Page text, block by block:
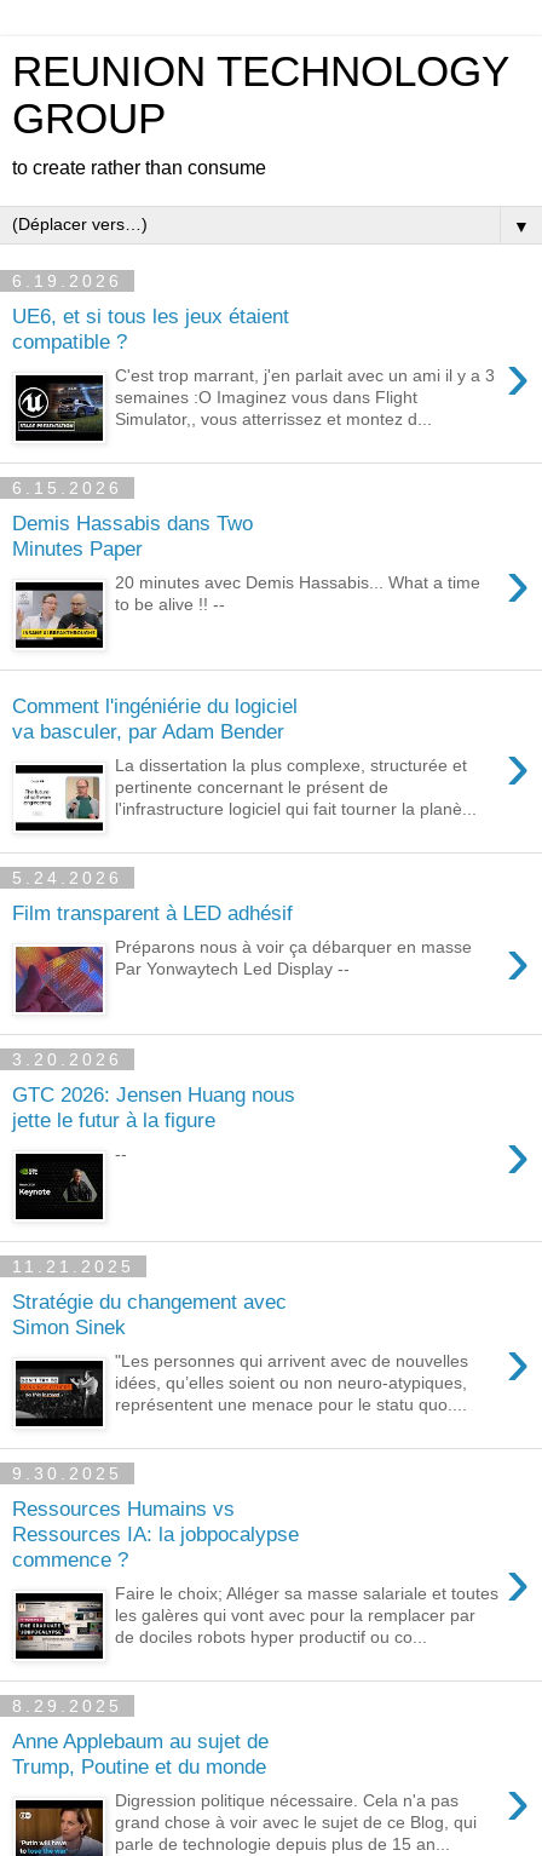
REUNION TECHNOLOGY
GROUP
to create rather than consume
▼
6.19.2026
UE6, et si tous les jeux étaient
compatible ?
›
C'est trop marrant, j'en parlait avec un ami il y a 3
semaines :O Imaginez vous dans Flight
Simulator,, vous atterrissez et montez d...
6.15.2026
Demis Hassabis dans Two
Minutes Paper
›
20 minutes avec Demis Hassabis... What a time
to be alive !! --
Comment l'ingéniérie du logiciel
va basculer, par Adam Bender
›
La dissertation la plus complexe, structurée et
pertinente concernant le présent de
l'infrastructure logiciel qui fait tourner la planè...
5.24.2026
Film transparent à LED adhésif
›
Préparons nous à voir ça débarquer en masse
Par Yonwaytech Led Display --
3.20.2026
GTC 2026: Jensen Huang nous
jette le futur à la figure
›
--
11.21.2025
Stratégie du changement avec
Simon Sinek
›
"Les personnes qui arrivent avec de nouvelles
idées, qu’elles soient ou non neuro-atypiques,
représentent une menace pour le statu quo....
9.30.2025
Ressources Humains vs
Ressources IA: la jobpocalypse
commence ?
›
Faire le choix; Alléger sa masse salariale et toutes
les galères qui vont avec pour la remplacer par
de dociles robots hyper productif ou co...
8.29.2025
Anne Applebaum au sujet de
Trump, Poutine et du monde
›
Digression politique nécessaire. Cela n'a pas
grand chose à voir avec le sujet de ce Blog, qui
parle de technologie depuis plus de 15 an...